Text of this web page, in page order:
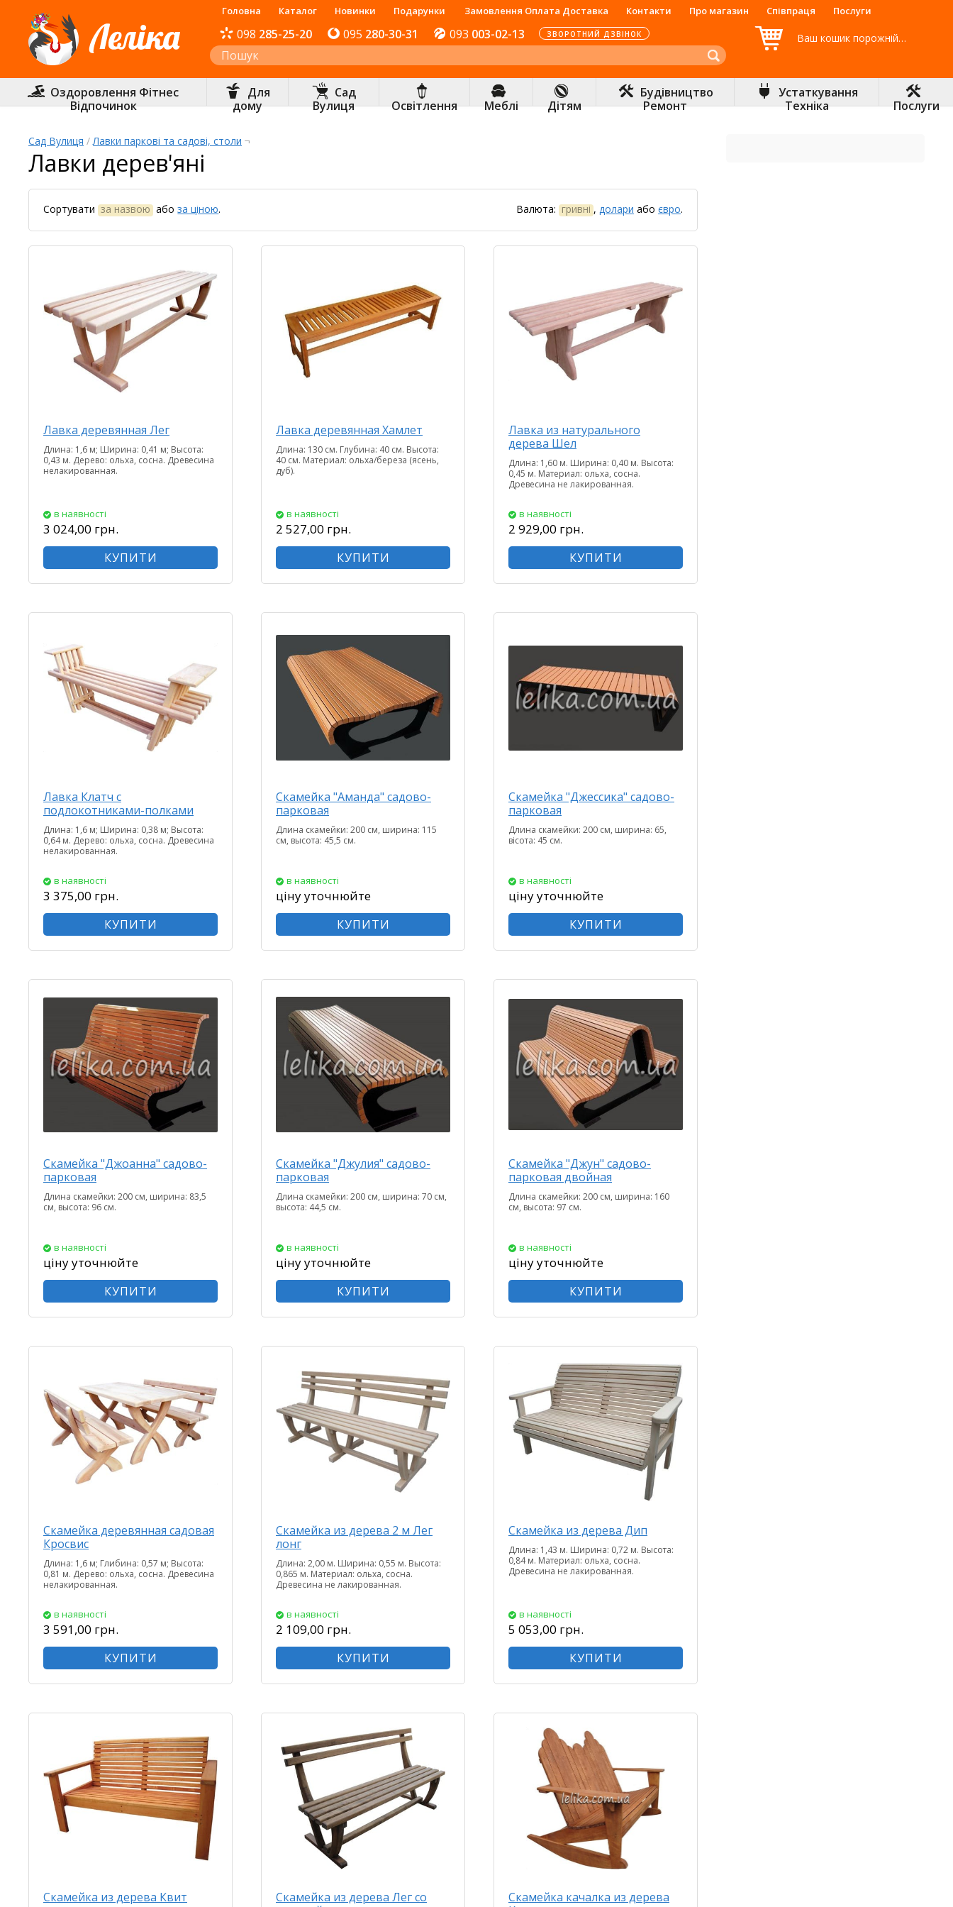
098 285-25-20 095 280-30-31 093 003-02-13 ЗВОРОТНИЙ ДЗВІНОК Ваш кошик порожній…
Головна Каталог Новинки Подарунки Замовлення Оплата Доставка Контакти Про магазин Співпраця Послуги
Оздоровлення Фітнес
Відпочинок
Для
дому
Сад
Вулиця
Освітлення Меблі Дітям
Будівництво
Ремонт
Устаткування
Техніка
Послуги
Сад Вулиця /Лавки паркові та садові, столи ¬
Лавки дерев'яні
Валюта: гривні , долари або євро.
Сортувати за назвою абоза ціною.
Лавка деревянная Лег
Длина: 1,6 м; Ширина: 0,41 м; Высота:
0,43 м. Дерево: ольха, сосна. Древесина
нелакированная.
в наявності
3 024,00 грн.
КУПИТИ
Лавка деревянная Хамлет
Длина: 130 см. Глубина: 40 см. Высота:
40 см. Материал: ольха/береза (ясень,
дуб).
в наявності
2 527,00 грн.
КУПИТИ
Лавка из натурального
дерева Шел
Длина: 1,60 м. Ширина: 0,40 м. Высота:
0,45 м. Материал: ольха, сосна.
Древесина не лакированная.
в наявності
2 929,00 грн.
КУПИТИ
Лавка Клатч с
подлокотниками-полками
Длина: 1,6 м; Ширина: 0,38 м; Высота:
0,64 м. Дерево: ольха, сосна. Древесина
нелакированная.
в наявності
3 375,00 грн.
КУПИТИ
Скамейка "Аманда" садово-
парковая
Длина скамейки: 200 см, ширина: 115
см, высота: 45,5 см.
в наявності
ціну уточнюйте
КУПИТИ
Скамейка "Джессика" садово-
парковая
Длина скамейки: 200 см, ширина: 65,
вісота: 45 см.
в наявності
ціну уточнюйте
КУПИТИ
Скамейка "Джоанна" садово-
парковая
Длина скамейки: 200 см, ширина: 83,5
см, высота: 96 см.
в наявності
ціну уточнюйте
КУПИТИ
Скамейка "Джулия" садово-
парковая
Длина скамейки: 200 см, ширина: 70 см,
высота: 44,5 см.
в наявності
ціну уточнюйте
КУПИТИ
Скамейка "Джун" садово-
парковая двойная
Длина скамейки: 200 см, ширина: 160
см, высота: 97 см.
в наявності
ціну уточнюйте
КУПИТИ
Скамейка деревянная садовая
Кросвис
Длина: 1,6 м; Глибина: 0,57 м; Высота:
0,81 м. Дерево: ольха, сосна. Древесина
нелакированная.
в наявності
3 591,00 грн.
КУПИТИ
Скамейка из дерева 2 м Лег
лонг
Длина: 2,00 м. Ширина: 0,55 м. Высота:
0,865 м. Материал: ольха, сосна.
Древесина не лакированная.
в наявності
2 109,00 грн.
КУПИТИ
Скамейка из дерева Дип
Длина: 1,43 м. Ширина: 0,72 м. Высота:
0,84 м. Материал: ольха, сосна.
Древесина не лакированная.
в наявності
5 053,00 грн.
КУПИТИ
Скамейка из дерева Квит
Скамейка из дерева Лег со
Скамейка качалка из дерева